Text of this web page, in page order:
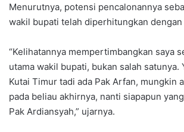
Menurutnya, potensi pencalonannya
wakil bupati telah diperhitungkan dengan
“Kelihatannya mempertimbangkan saya
utama wakil bupati, bukan salah satunya.
Kutai Timur tadi ada Pak Arfan, mungkin
pada beliau akhirnya, nanti siapapun
Pak Ardiansyah,” ujarnya.